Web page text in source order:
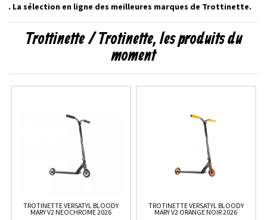
. La sélection en ligne des meilleures marques de Trottinette.
Trottinette / Trotinette, les produits du
moment
TROTINETTE VERSATYL BLOODY
MARY V2 NEOCHROME 2026
TROTINETTE VERSATYL BLOODY
MARY V2 ORANGE NOIR 2026